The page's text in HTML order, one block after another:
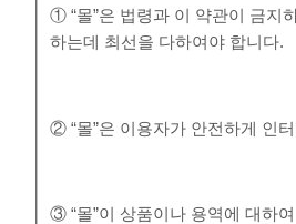
① “몰”은 법령과 이 약관이 금지
하는데 최선을 다하여야 합니다.
② “몰”은 이용자가 안전하게 인
③ “몰”이 상품이나 용역에 대하